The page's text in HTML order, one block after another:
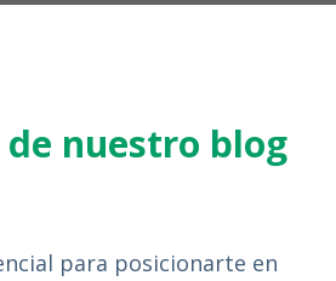
nuestro blog
para posicionarte en